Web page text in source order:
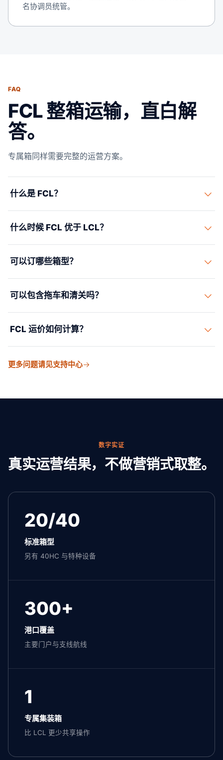
名协调员统管。
FAQ
FCL 整箱运输，直白解
答。
专属箱同样需要完整的运营方案。
什么是 FCL？
享舱位。
什么时候 FCL 优于 LCL？
FCL 更合适。
可以订哪些箱型？
冷藏箱和特种设备。
可以包含拖车和清关吗？
交付。
FCL 运价如何计算？
费和目的港费用。
更多问题请见支持中心
数字实证
真实运营结果，不做营销式取整。
20/40
标准箱型
另有 40HC 与特种设备
300+
港口覆盖
主要门户与支线航线
1
专属集装箱
比 LCL 更少共享操作